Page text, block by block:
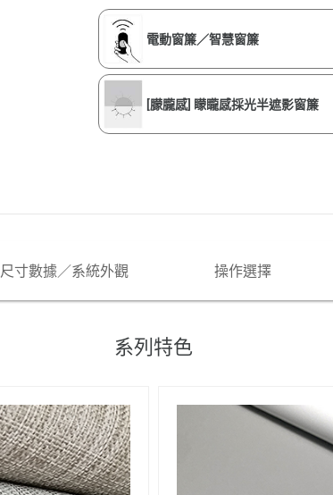
電動窗簾／智慧窗簾
[朦朧感] 矇矓感採光半遮影窗簾
尺寸數據／系統外觀 操作選擇
系列特色